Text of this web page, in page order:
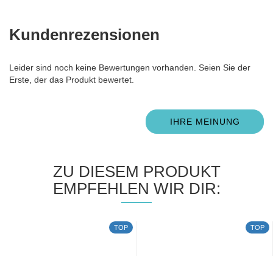
Kundenrezensionen
Leider sind noch keine Bewertungen vorhanden. Seien Sie der
Erste, der das Produkt bewertet.
IHRE MEINUNG
ZU DIESEM PRODUKT
EMPFEHLEN WIR DIR:
TOP TOP